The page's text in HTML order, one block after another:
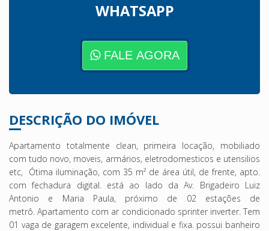
WHATSAPP
FALE AGORA
DESCRIÇÃO DO IMÓVEL
Apartamento totalmente clean, primeira locação, mobiliado
com tudo novo, moveis, armários, eletrodomesticos e utensilios
etc, Ótima iluminação, com 35 m² de área útil, de frente, apto.
com fechadura digital. está ao lado da Av. Brigadeiro Luiz
Antonio e Maria Paula, próximo de 02 estações de
metrô. Apartamento com ar condicionado sprinter inverter. Tem
01 vaga de garagem excelente, individual e fixa. possui banheiro